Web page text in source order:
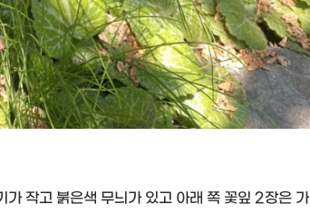
작고 붉은색 무늬가 있고 아래 쪽 꽃잎 2장은 가